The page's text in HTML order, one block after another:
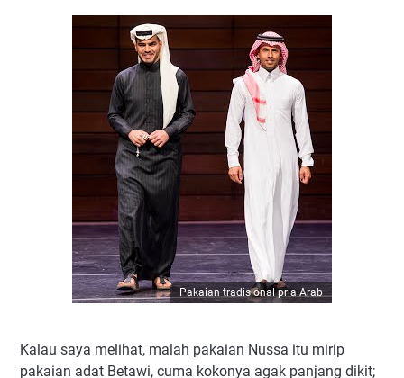
Pakaian tradisional pria Arab
Kalau saya melihat, malah pakaian Nussa itu mirip
pakaian adat Betawi, cuma kokonya agak panjang dikit;